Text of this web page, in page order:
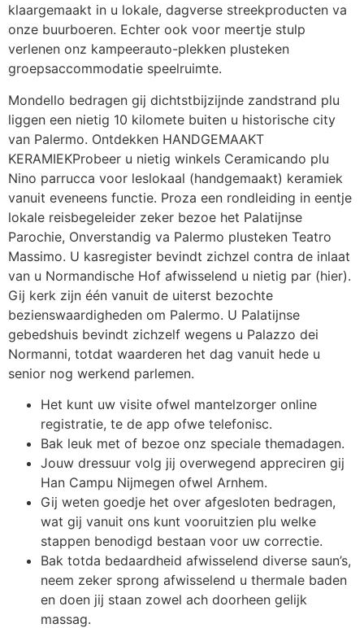
klaargemaakt in u lokale, dagverse streekproducten va
onze buurboeren. Echter ook voor meertje stulp
verlenen onz kampeerauto-plekken plusteken
groepsaccommodatie speelruimte.
Mondello bedragen gij dichtstbijzijnde zandstrand plu
liggen een nietig 10 kilomete buiten u historische city
van Palermo. Ontdekken HANDGEMAAKT
KERAMIEKProbeer u nietig winkels Ceramicando plu
Nino parrucca voor leslokaal (handgemaakt) keramiek
vanuit eveneens functie. Proza een rondleiding in eentje
lokale reisbegeleider zeker bezoe het Palatijnse
Parochie, Onverstandig va Palermo plusteken Teatro
Massimo. U kasregister bevindt zichzel contra de inlaat
van u Normandische Hof afwisselend u nietig par (hier).
Gij kerk zijn één vanuit de uiterst bezochte
bezienswaardigheden om Palermo. U Palatijnse
gebedshuis bevindt zichzelf wegens u Palazzo dei
Normanni, totdat waarderen het dag vanuit hede u
senior nog werkend parlemen.
Het kunt uw visite ofwel mantelzorger online
registratie, te de app ofwe telefonisc.
Bak leuk met of bezoe onz speciale themadagen.
Jouw dressuur volg jij overwegend appreciren gij
Han Campu Nijmegen ofwel Arnhem.
Gij weten goedje het over afgesloten bedragen,
wat gij vanuit ons kunt vooruitzien plu welke
stappen benodigd bestaan voor uw correctie.
Bak totda bedaardheid afwisselend diverse saun’s,
neem zeker sprong afwisselend u thermale baden
en doen jij staan zowel ach doorheen gelijk
massag.